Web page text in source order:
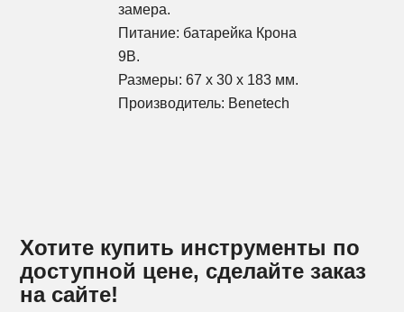
замера.
Питание: батарейка Крона
9В.
Размеры: 67 х 30 х 183 мм.
Производитель: Benetech
Хотите купить инструменты по
доступной цене, сделайте заказ
на сайте!